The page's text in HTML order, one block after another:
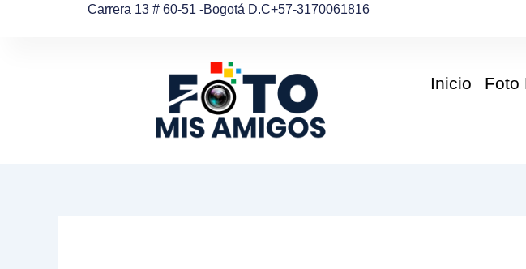
Carrera 13 # 60-51 -Bogotá D.C+57-3170061816
Inicio Foto
Ordenado
por
bajo